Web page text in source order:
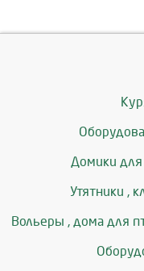
Домики для
Утятники ,
Вольеры , дома для